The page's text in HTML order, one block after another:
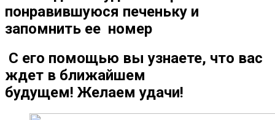
понравившуюся печеньку и
запомнить ее номер
С его помощью вы узнаете, что вас
ждет в ближайшем
будущем! Желаем удачи!